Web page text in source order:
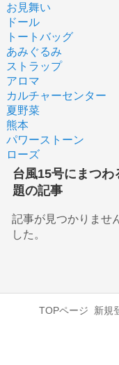
お見舞い
ドール
トートバッグ
あみぐるみ
ストラップ
アロマ
カルチャーセンター
夏野菜
熊本
パワーストーン
ローズ
台風15号にまつわ
題の記事
記事が見つかりませ
した。
TOPページ 新規